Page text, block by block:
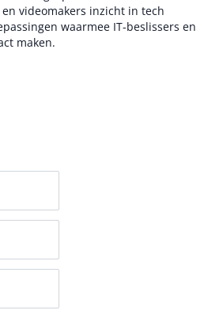
videomakers inzicht in tech
waarmee IT-beslissers en
maken.